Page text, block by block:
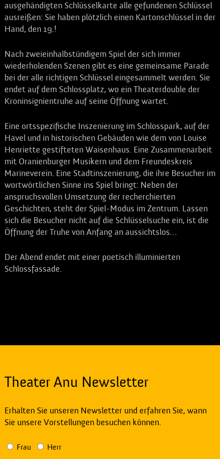
ausgehändigten Schlüsselkarte alle gefundenen Schlüssel
ausreißen: Sie haben plötzlich einen Kartonschlüssel in der
Hand, den 19.!
Nach zweieinhalbstündigem Spiel der sich immer
wiederholenden Szenen gibt es eine gemeinsame Parade
bei der alle richtigen Schlüssel eingesammelt werden. Sie
endet auf dem Schlossplatz, wo ein Theaterdouble der
Kroninsignientruhe auf seine Öffnung wartet.
Eine ortsspezifische Inszenierung im Schlosspark, auf der
Havel und in historischen Gebäuden wie dem von Louise
Henriette gestifteten Waisenhaus. Eine Zusammenarbeit
mit Oranienburger Musikern und dem Freundeskreis
Marineverein. Eine Stadtinszenierung, die ihre Besucher im
wortwörtlichen Sinne ins Spiel bringt: Neben der
anspruchsvollen Umsetzung der recherchierten
Geschichten, steht der Spiel-Modus im Zentrum. Lassen
sich die Besucher nicht auf die Schlüsselsuche ein, ist die
Öffnung der Truhe von Anfang an aussichtslos…
Der Abend endet mit einer poetisch illuminierten
Schlossfassade.
Theater Anu Newsletter
Erhalten Sie unseren Newsletter und erfahren Sie, wann
Sie unsere Vorstellungen besuchen können.
Frau Herr